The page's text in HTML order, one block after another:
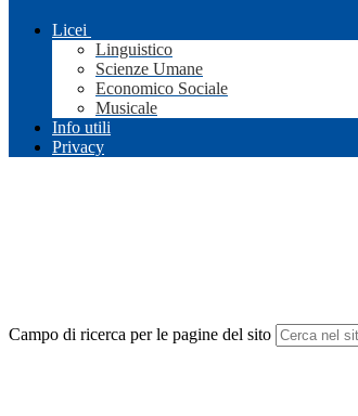
Licei
Linguistico
Scienze Umane
Economico Sociale
Musicale
Info utili
Privacy
Campo di ricerca per le pagine del sito